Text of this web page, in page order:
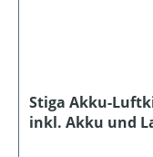
Stiga Akku-
inkl. Akku und